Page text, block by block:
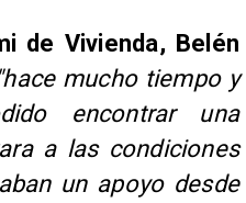
de Vivienda, Belén
"hace mucho tiempo y
encontrar una
a las condiciones
un apoyo desde